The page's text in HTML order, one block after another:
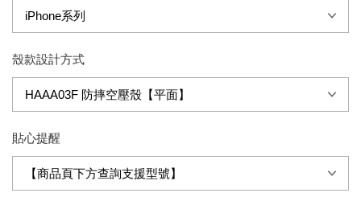
殼款設計方式
貼心提醒